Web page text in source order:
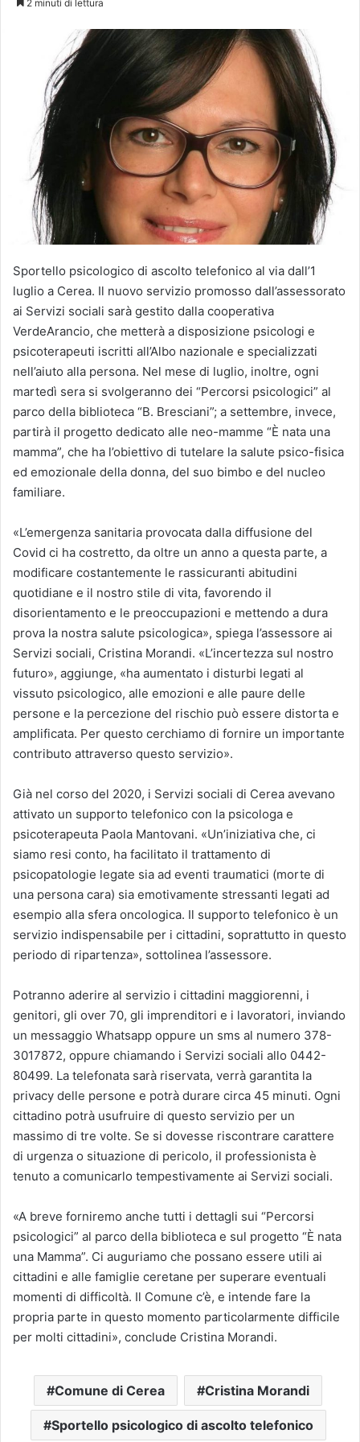
2 minuti di lettura
Sportello psicologico di ascolto telefonico al via dall’1
luglio a Cerea. Il nuovo servizio promosso dall’assessorato
ai Servizi sociali sarà gestito dalla cooperativa
VerdeArancio, che metterà a disposizione psicologi e
psicoterapeuti iscritti all’Albo nazionale e specializzati
nell’aiuto alla persona. Nel mese di luglio, inoltre, ogni
martedì sera si svolgeranno dei “Percorsi psicologici” al
parco della biblioteca “B. Bresciani”; a settembre, invece,
partirà il progetto dedicato alle neo-mamme “È nata una
mamma”, che ha l’obiettivo di tutelare la salute psico-fisica
ed emozionale della donna, del suo bimbo e del nucleo
familiare.
«L’emergenza sanitaria provocata dalla diffusione del
Covid ci ha costretto, da oltre un anno a questa parte, a
modificare costantemente le rassicuranti abitudini
quotidiane e il nostro stile di vita, favorendo il
disorientamento e le preoccupazioni e mettendo a dura
prova la nostra salute psicologica», spiega l’assessore ai
Servizi sociali, Cristina Morandi. «L’incertezza sul nostro
futuro», aggiunge, «ha aumentato i disturbi legati al
vissuto psicologico, alle emozioni e alle paure delle
persone e la percezione del rischio può essere distorta e
amplificata. Per questo cerchiamo di fornire un importante
contributo attraverso questo servizio».
Già nel corso del 2020, i Servizi sociali di Cerea avevano
attivato un supporto telefonico con la psicologa e
psicoterapeuta Paola Mantovani. «Un’iniziativa che, ci
siamo resi conto, ha facilitato il trattamento di
psicopatologie legate sia ad eventi traumatici (morte di
una persona cara) sia emotivamente stressanti legati ad
esempio alla sfera oncologica. Il supporto telefonico è un
servizio indispensabile per i cittadini, soprattutto in questo
periodo di ripartenza», sottolinea l’assessore.
Potranno aderire al servizio i cittadini maggiorenni, i
genitori, gli over 70, gli imprenditori e i lavoratori, inviando
un messaggio Whatsapp oppure un sms al numero 378-
3017872, oppure chiamando i Servizi sociali allo 0442-
80499. La telefonata sarà riservata, verrà garantita la
privacy delle persone e potrà durare circa 45 minuti. Ogni
cittadino potrà usufruire di questo servizio per un
massimo di tre volte. Se si dovesse riscontrare carattere
di urgenza o situazione di pericolo, il professionista è
tenuto a comunicarlo tempestivamente ai Servizi sociali.
«A breve forniremo anche tutti i dettagli sui “Percorsi
psicologici” al parco della biblioteca e sul progetto “È nata
una Mamma”. Ci auguriamo che possano essere utili ai
cittadini e alle famiglie ceretane per superare eventuali
momenti di difficoltà. Il Comune c’è, e intende fare la
propria parte in questo momento particolarmente difficile
per molti cittadini», conclude Cristina Morandi.
Comune di Cerea Cristina Morandi
Sportello psicologico di ascolto telefonico